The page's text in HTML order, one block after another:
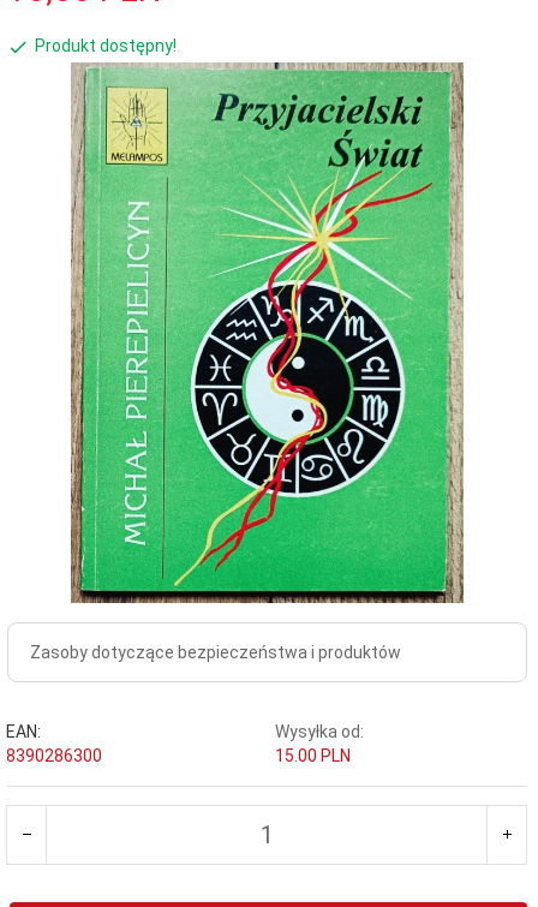
Produkt dostępny!
Zasoby dotyczące bezpieczeństwa i produktów
EAN:
8390286300
Wysyłka od:
15.00 PLN